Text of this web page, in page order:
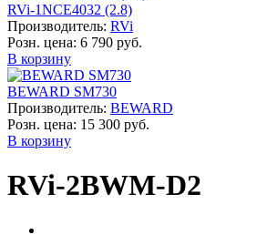
RVi-1NCE4032 (2.8)
Производитель: RVi
Розн. цена: 6 790 руб.
В корзину
BEWARD SM730
Производитель: BEWARD
Розн. цена: 15 300 руб.
В корзину
RVi-2BWM-D2